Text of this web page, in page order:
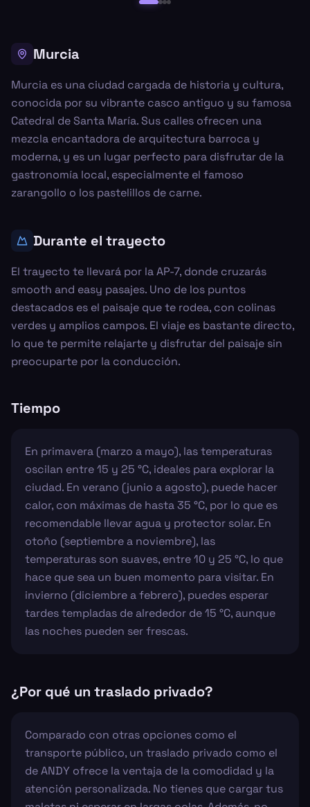
Murcia
Murcia es una ciudad cargada de historia y cultura,
conocida por su vibrante casco antiguo y su famosa
Catedral de Santa María. Sus calles ofrecen una
mezcla encantadora de arquitectura barroca y
moderna, y es un lugar perfecto para disfrutar de la
gastronomía local, especialmente el famoso
zarangollo o los pastelillos de carne.
Durante el trayecto
El trayecto te llevará por la AP-7, donde cruzarás
smooth and easy pasajes. Uno de los puntos
destacados es el paisaje que te rodea, con colinas
verdes y amplios campos. El viaje es bastante directo,
lo que te permite relajarte y disfrutar del paisaje sin
preocuparte por la conducción.
Tiempo
En primavera (marzo a mayo), las temperaturas
oscilan entre 15 y 25 °C, ideales para explorar la
ciudad. En verano (junio a agosto), puede hacer
calor, con máximas de hasta 35 °C, por lo que es
recomendable llevar agua y protector solar. En
otoño (septiembre a noviembre), las
temperaturas son suaves, entre 10 y 25 °C, lo que
hace que sea un buen momento para visitar. En
invierno (diciembre a febrero), puedes esperar
tardes templadas de alrededor de 15 °C, aunque
las noches pueden ser frescas.
¿Por qué un traslado privado?
Comparado con otras opciones como el
transporte público, un traslado privado como el
de ANDY ofrece la ventaja de la comodidad y la
atención personalizada. No tienes que cargar tus